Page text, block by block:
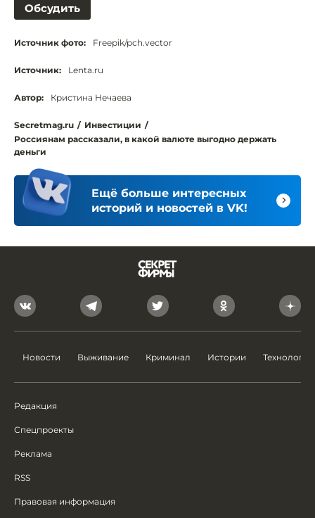
Обсудить
Источник фото: Freepik/pch.vector
Источник: Lenta.ru
Автор: Кристина Нечаева
Secretmag.ru / Инвестиции /
Россиянам рассказали, в какой валюте выгодно держать
деньги
Ещё больше интересных
историй и новостей в VK!
Новости Выживание Криминал Истории Технологии
Редакция
Спецпроекты
Реклама
RSS
Правовая информация